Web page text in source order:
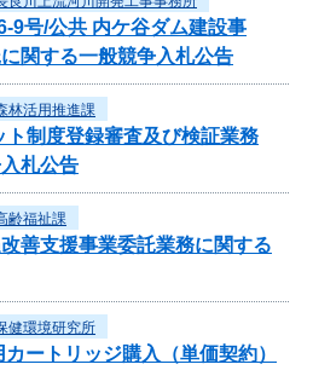
9号/公共 内ケ谷ダム建設事
関する一般競争入札公告
林活用推進課
制度登録審査及び検証業務
札公告
齢福祉課
善支援事業委託業務に関する
健環境研究所
ートリッジ購入（単価契約）